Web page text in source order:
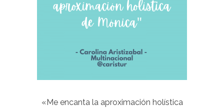
«Me encanta la aproximación holística